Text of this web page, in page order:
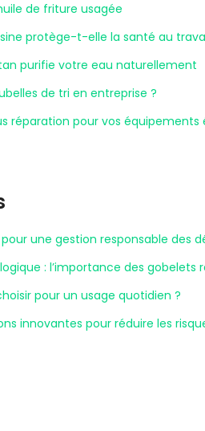
de friture usagée
protège-t-elle la santé au
purifie votre eau naturellement
de tri en entreprise ?
réparation pour vos équipements
une gestion responsable des
: l’importance des gobelets
pour un usage quotidien ?
innovantes pour réduire les